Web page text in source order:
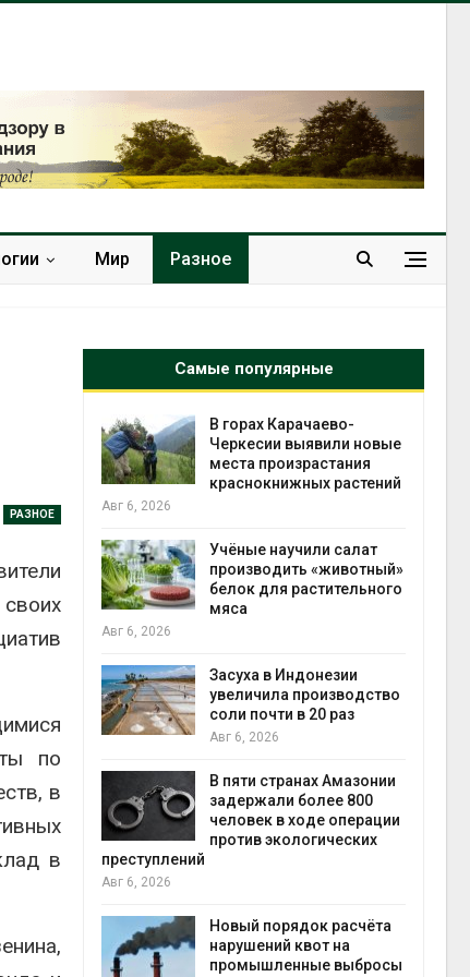
Мир Разное
РАЗНОЕ
по
в
в
Самые популярные
воду
В горах Карачаево-
Черкесии выявили новые
места произрастания
краснокнижных растений
Авг 6, 2026
Учёные научили салат
производить «животный»
белок для растительного
мяса
Авг 6, 2026
Засуха в Индонезии
увеличила производство
соли почти в 20 раз
Авг 6, 2026
В пяти странах Амазонии
задержали более 800
человек в ходе операции
против экологических
преступлений
Авг 6, 2026
Новый порядок расчёта
нарушений квот на
промышленные выбросы